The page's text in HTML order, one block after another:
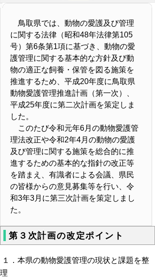
鳥取県では、動物の愛護及び管理
に関する法律（昭和48年法律第105
号）第6条第1項に基づき、動物の愛
護管理に関する基本的な方針及び動
物の適正な飼養・保管を図る施策を
推進するため、平成20年度に鳥取県
動物愛護管理推進計画（第一次）、
平成25年度に第二次計画を策定しま
した。
このたび令和元年6月の動物愛護管
理法改正や令和2年4月の動物の愛護
及び管理に関する施策を総合的に推
進するための基本的な指針の改正等
を踏まえ、有識者による会議、県民
の皆様からの意見募集等を行い、令
和3年3月に第三次計画を策定しまし
た。
第３次計画の改定ポイント
１．本県の動物愛護管理の現状と課題を整
理